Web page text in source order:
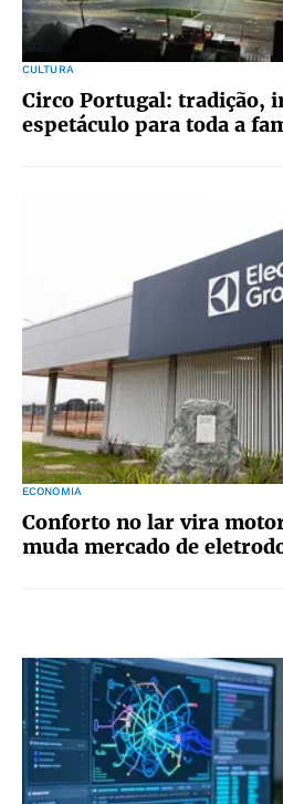
CULTURA
Circo Portugal: tradição,
espetáculo para toda a
ECONOMIA
Conforto no lar vira
muda mercado de